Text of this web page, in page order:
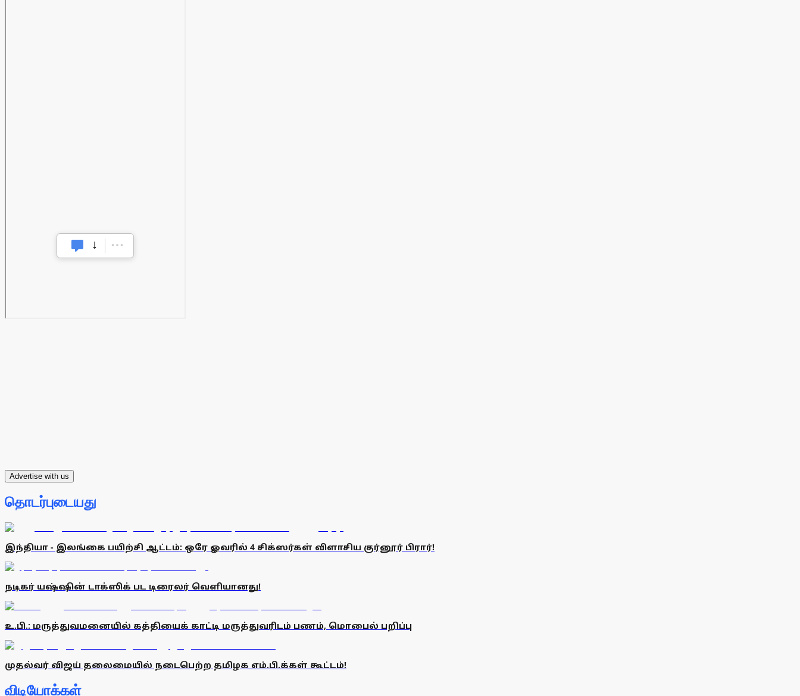
Advertise with us
தொடர்புடையது
இந்தியா - இலங்கை பயிற்சி ஆட்டம்: ஒரே ஓவரில் 4 சிக்ஸர்கள் விளாசிய குர்னூர் பிரார்!
நடிகர் யஷ்ஷின் டாக்ஸிக் பட டிரைலர் வெளியானது!
உ.பி.: மருத்துவமனையில் கத்தியைக் காட்டி மருத்துவரிடம் பணம், மொபைல் பறிப்பு
முதல்வர் விஜய் தலைமையில் நடைபெற்ற தமிழக எம்.பி.க்கள் கூட்டம்!
விடியோக்கள்